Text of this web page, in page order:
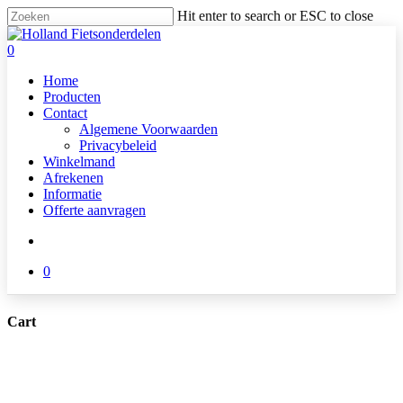
Skip
to
main
Hit enter to search or ESC to close
Close
Search
search
0
Home
Producten
Contact
Algemene Voorwaarden
Privacybeleid
Winkelmand
Afrekenen
Informatie
Offerte aanvragen
0
Cart